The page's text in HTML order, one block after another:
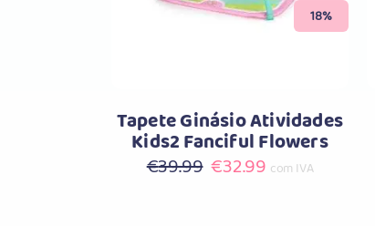
18%
Tapete Ginásio Atividades
Kids2 Fanciful Flowers
€39.99 O
€32.99Ocom IVA